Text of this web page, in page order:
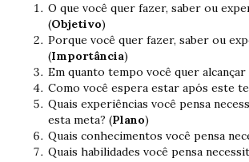
O que você quer fazer, saber ou
(Objetivo)
Porque você quer fazer, saber ou
(Importância)
Em quanto tempo você quer alcançar
Como você espera estar após este
Quais experiências você pensa
esta meta? (Plano)
Quais conhecimentos você pensa
Quais habilidades você pensa